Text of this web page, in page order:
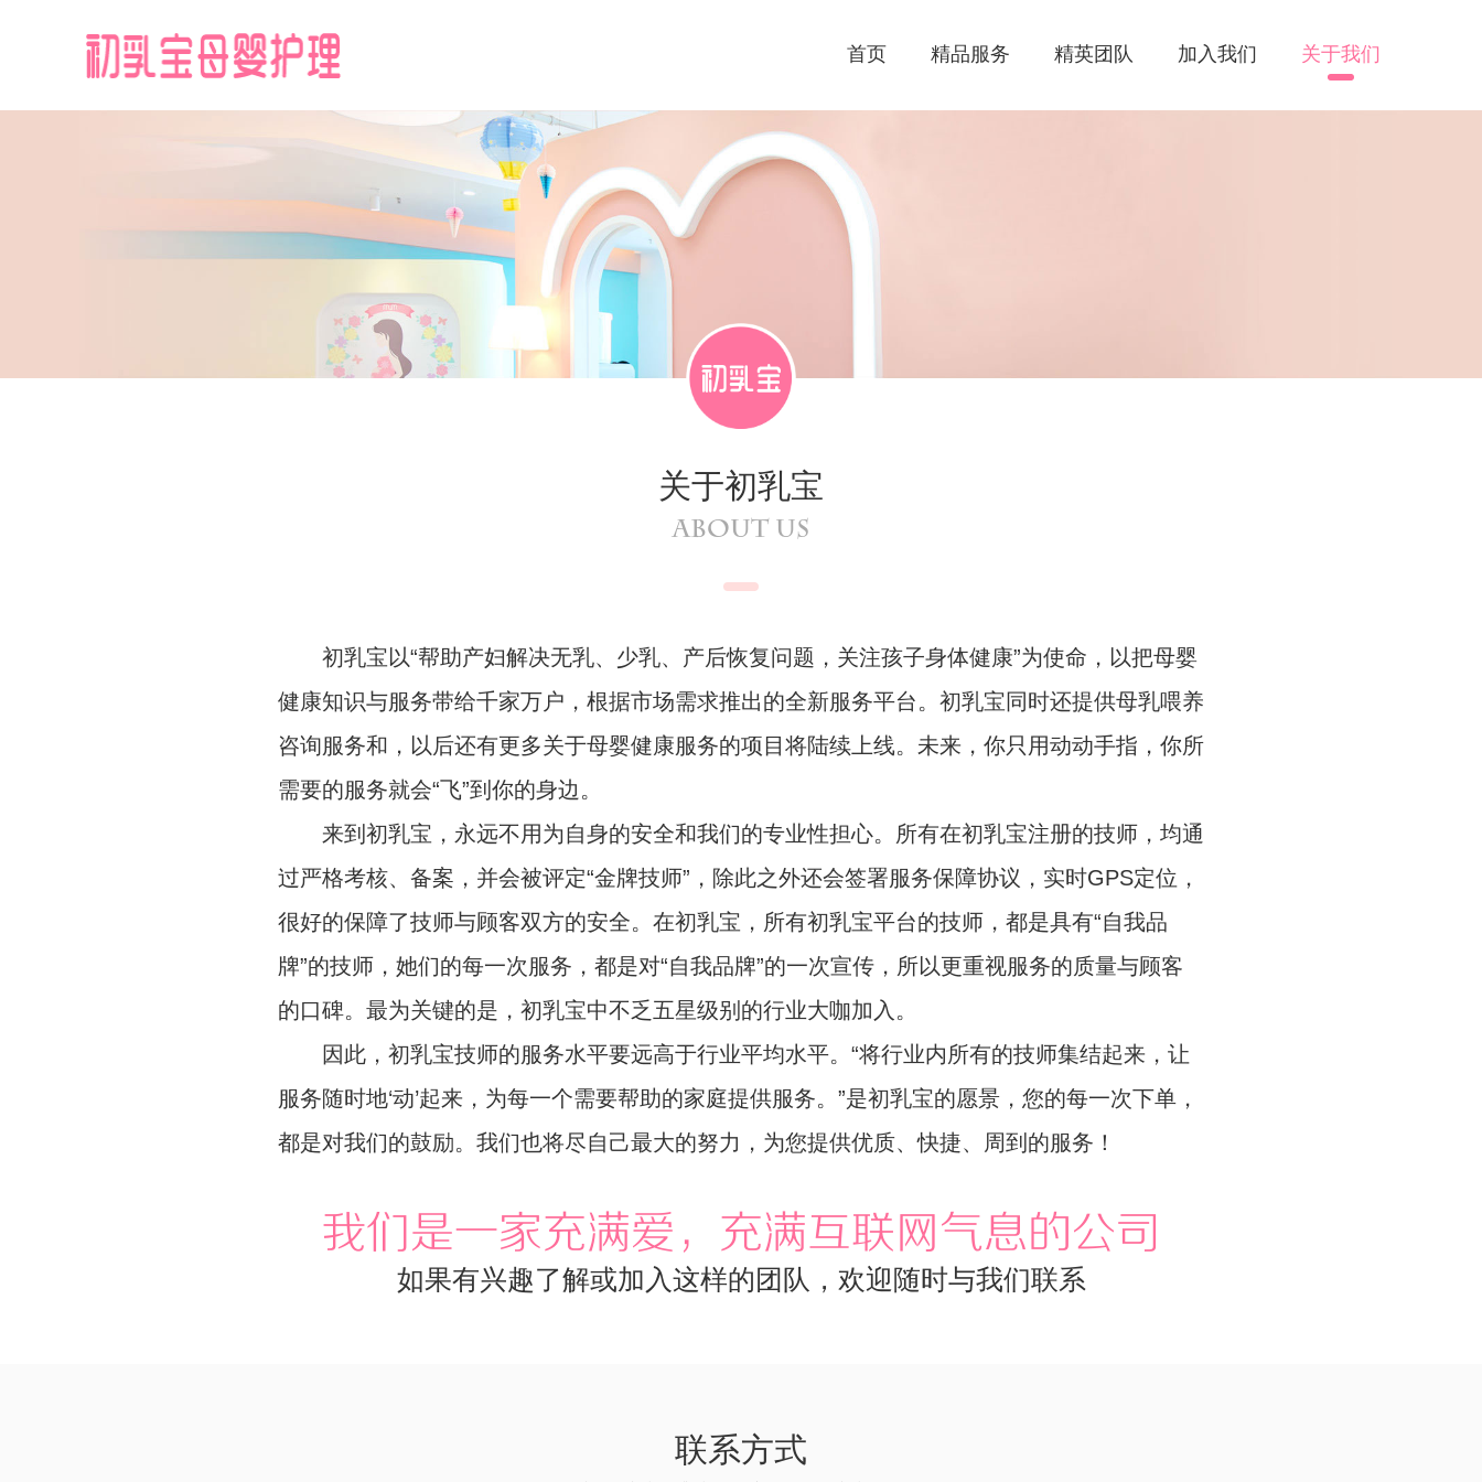
关于我们
加入我们
精英团队
精品服务
首页
关于初乳宝
ABOUT US
初乳宝以“帮助产妇解决无乳、少乳、产后恢复问题，关注孩子身体健康”为使命，以把母婴
健康知识与服务带给千家万户，根据市场需求推出的全新服务平台。初乳宝同时还提供母乳喂养
咨询服务和，以后还有更多关于母婴健康服务的项目将陆续上线。未来，你只用动动手指，你所
需要的服务就会“飞”到你的身边。
来到初乳宝，永远不用为自身的安全和我们的专业性担心。所有在初乳宝注册的技师，均通
过严格考核、备案，并会被评定“金牌技师”，除此之外还会签署服务保障协议，实时GPS定位，
很好的保障了技师与顾客双方的安全。在初乳宝，所有初乳宝平台的技师，都是具有“自我品
牌”的技师，她们的每一次服务，都是对“自我品牌”的一次宣传，所以更重视服务的质量与顾客
的口碑。最为关键的是，初乳宝中不乏五星级别的行业大咖加入。
因此，初乳宝技师的服务水平要远高于行业平均水平。“将行业内所有的技师集结起来，让
服务随时地‘动’起来，为每一个需要帮助的家庭提供服务。”是初乳宝的愿景，您的每一次下单，
都是对我们的鼓励。我们也将尽自己最大的努力，为您提供优质、快捷、周到的服务！
我们是一家充满爱，充满互联网气息的公司
如果有兴趣了解或加入这样的团队，欢迎随时与我们联系
联系方式